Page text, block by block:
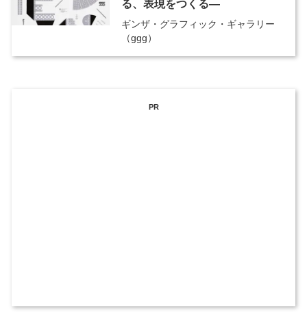
る、表現をつくる―
ギンザ・グラフィック・ギャラリー
（ggg）
PR